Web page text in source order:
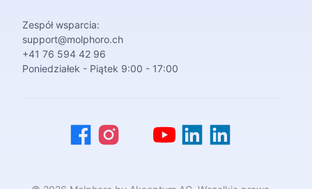
Zespół wsparcia:
support@molphoro.ch
+41 76 594 42 96
Poniedziałek - Piątek 9:00 - 17:00